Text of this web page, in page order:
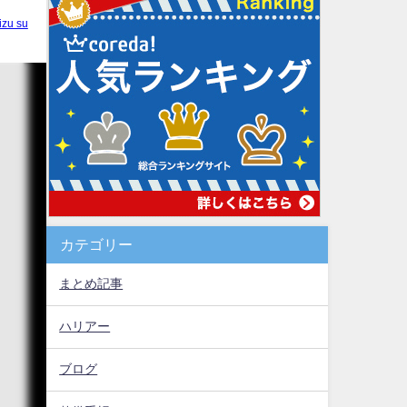
su
カテゴリー
まとめ記事
ハリアー
ブログ